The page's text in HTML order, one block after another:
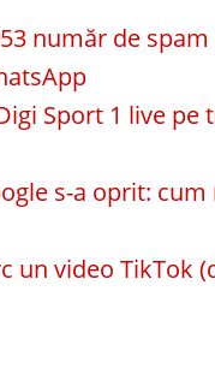
număr de
Sport 1 live pe
s-a oprit: cum
un video TikTok